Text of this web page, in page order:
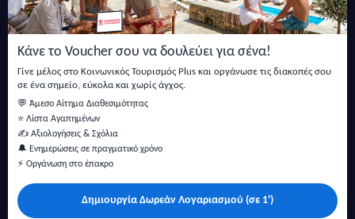
Κάνε το Voucher σου να δουλεύει για σένα!
Γίνε μέλος στο Κοινωνικός Τουρισμός Plus και οργάνωσε τις διακοπές σου
σε ένα σημείο, εύκολα και χωρίς άγχος.
💬 Άμεσο Αίτημα Διαθεσιμότητας
⭐ Λίστα Αγαπημένων
✍️ Αξιολογήσεις & Σχόλια
🔔 Ενημερώσεις σε πραγματικό χρόνο
⚡ Οργάνωση στο έπακρο
Δημιουργία Δωρεάν Λογαριασμού (σε 1')
Μείνετε ενημερωμένοι με τις τελευταίες ειδήσεις, ανακοινώσεις
και άρθρα.